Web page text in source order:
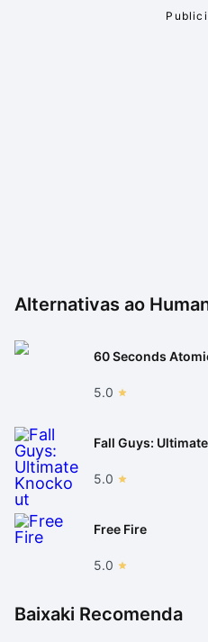
Alternativas ao
60 Seconds
5.0
Fall Guys:
5.0
Free Fire
5.0
Baixaki Recomenda